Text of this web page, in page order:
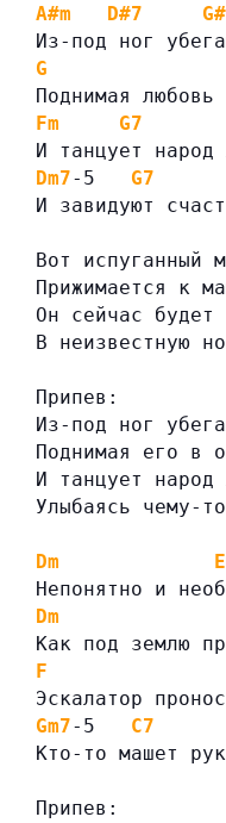
A#m
D#7
G#
Из-под ног
G
Поднимая любовь
Fm
G7
И танцует народ
Dm7-5 G7
И завидуют
Вот испуганный
Прижимается к
Он сейчас будет
В неизвестную
Припев:
Из-под ног
Поднимая его в
И танцует народ
Улыбаясь чему-
Dm
Непонятно и
Dm
Как под землю
F
Эскалатор
Gm7-5 C7
Кто-то машет
Припев: